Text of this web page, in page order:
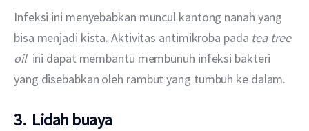
Infeksi ini menyebabkan muncul kantong nanah yang
bisa menjadi kista. Aktivitas antimikroba pada tea tree
oil ini dapat membantu membunuh infeksi bakteri
yang disebabkan oleh rambut yang tumbuh ke dalam.
3. Lidah buaya